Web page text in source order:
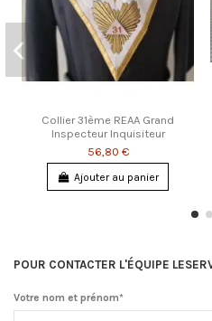
Collier 31ème REAA Grand
Inspecteur Inquisiteur
56,80 €
Ajouter au panier
POUR CONTACTER L'ÉQUIPE
Votre nom et prénom*